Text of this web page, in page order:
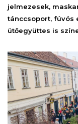
jelmezesek,
tánccsoport, fúvós
ütőegyüttes is